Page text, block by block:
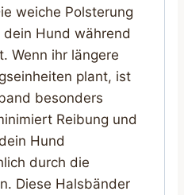
weiche Polsterung
Hund während
Wenn ihr längere
plant, ist
besonders
Reibung und
Hund
durch die
Diese Halsbänder